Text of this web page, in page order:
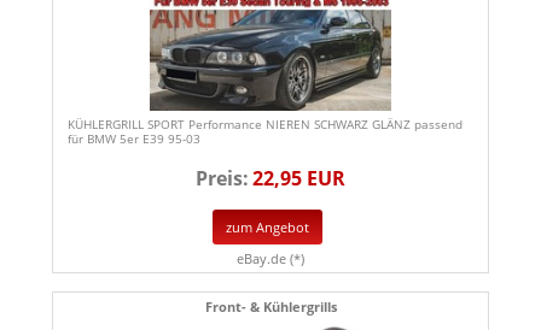
KÜHLERGRILL SPORT Performance NIEREN SCHWARZ GLÄNZ passend
für BMW 5er E39 95-03
Preis:22,95 EUR
zum Angebot
eBay.de (*)
Front- & Kühlergrills